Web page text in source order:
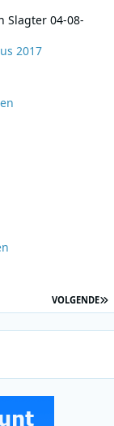
Slagter 04-08-
2017
VOLGENDE